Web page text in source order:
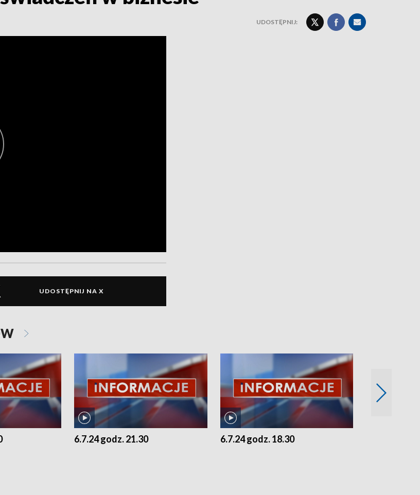
UDOSTĘPNIJ:
UDOSTĘPNIJ NA X
6.7.24 godz. 21.30 6.7.24 godz. 18.30